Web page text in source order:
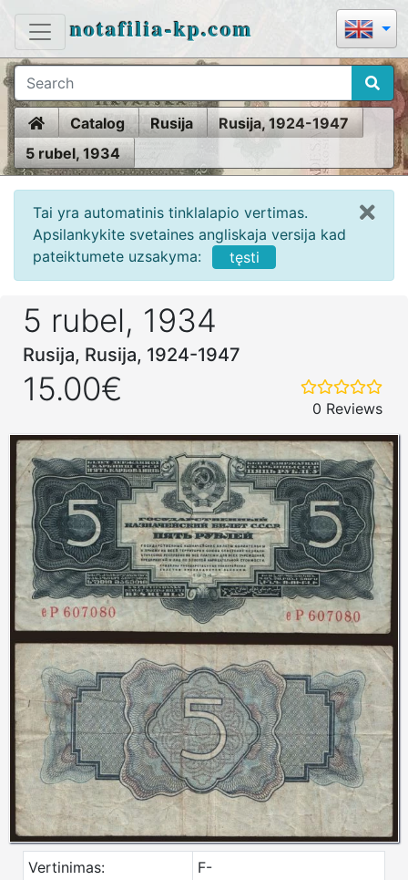
notafilia-kp.com
HomeCatalog Rusija
Rusija, 1924-1947
5 rubel, 1934
Tai yra automatinis tinklalapio vertimas.
Apsilankykite svetaines angliskaja versija kad
pateiktumete uzsakyma:
tęsti
5 rubel, 1934
Rusija, Rusija, 1924-1947
15.00€
0 Reviews
Vertinimas:
F-